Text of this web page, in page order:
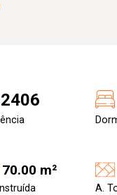
2406
70.00 m²
A.